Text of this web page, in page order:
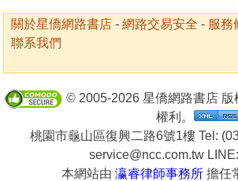
掌中符
草人替身符
草人制敵符
掌中迷魂魄印
鎖壇退神符
茅山阻兵符
血喉嚨 打訣攝魂符
關於星僑網路書店 - 網路交易安全 - 服務
聯系我們
© 2005-2026 星僑網路書店 版
權利。
桃園市龜山區復興二路6號1樓 Tel:
service@ncc.com.tw LINE:
本網站由 瀛睿律師事務所 擔任